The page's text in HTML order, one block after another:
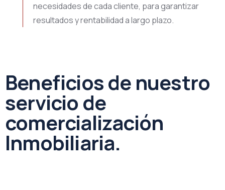
necesidades de cada cliente, para garantizar
resultados y rentabilidad a largo plazo.
Beneficios de nuestro
servicio de
comercialización
Inmobiliaria.